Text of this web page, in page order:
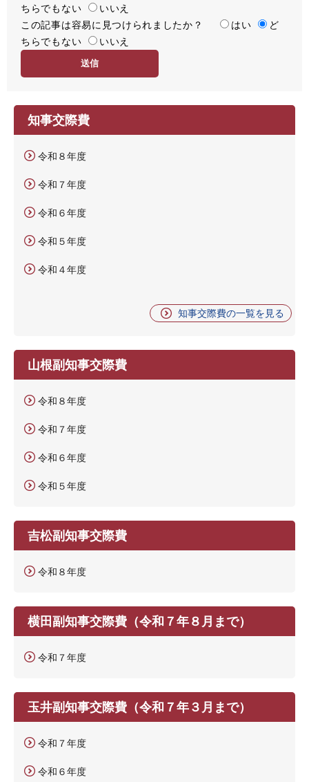
足
度
ちらでもない
いいえ
容
易
この記事は容易に見つけられましたか？ はい
ど
ちらでもない
いいえ
知事交際費
令和８年度
令和７年度
令和６年度
令和５年度
令和４年度
知事交際費の一覧を見る
山根副知事交際費
令和８年度
令和７年度
令和６年度
令和５年度
吉松副知事交際費
令和８年度
横田副知事交際費（令和７年８月まで）
令和７年度
玉井副知事交際費（令和７年３月まで）
令和７年度
令和６年度